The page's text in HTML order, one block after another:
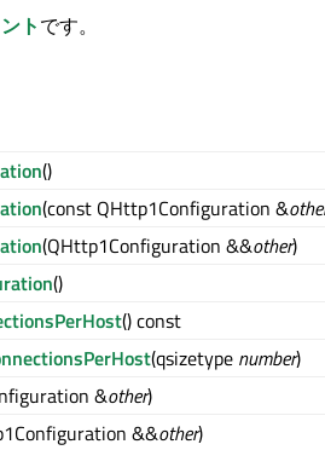
トです。
()
(const QHttp1Configuration &
(QHttp1Configuration &&other)
()
() const
(qsizetype number)
&other)
&&other)